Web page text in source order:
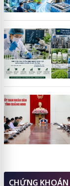
CHỨNG